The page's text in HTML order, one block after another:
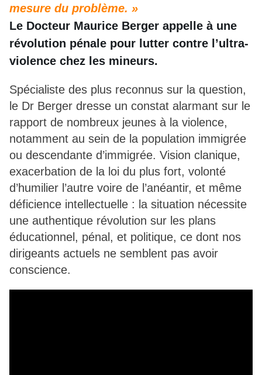
mesure du problème. »
Le Docteur Maurice Berger appelle à une
révolution pénale pour lutter contre l’ultra-
violence chez les mineurs.
Spécialiste des plus reconnus sur la question,
le Dr Berger dresse un constat alarmant sur le
rapport de nombreux jeunes à la violence,
notamment au sein de la population immigrée
ou descendante d’immigrée. Vision clanique,
exacerbation de la loi du plus fort, volonté
d’humilier l’autre voire de l’anéantir, et même
déficience intellectuelle : la situation nécessite
une authentique révolution sur les plans
éducationnel, pénal, et politique, ce dont nos
dirigeants actuels ne semblent pas avoir
conscience.